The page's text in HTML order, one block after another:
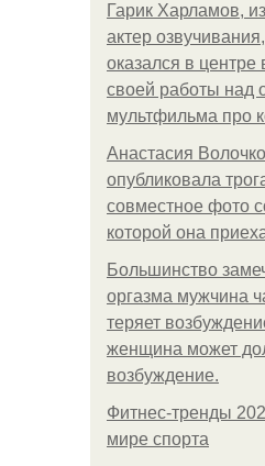
Гарик Харламов,
актер
оказался в центре
своей работы над
мультфильма про
Анастасия
опубликовала
совместное фото
которой она
Большинство
оргазма мужчина
теряет
женщина может
возбуждение.
Фитнес-тренды
мире спорта